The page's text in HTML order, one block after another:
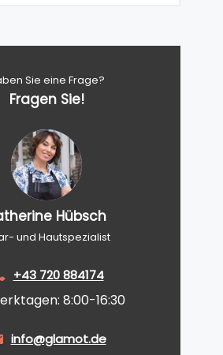
Sie eine Frage?
Fragen Sie!
Hübsch
und Hautspezialist
+43 720 884174
8:00-16:30
info@glamot.de